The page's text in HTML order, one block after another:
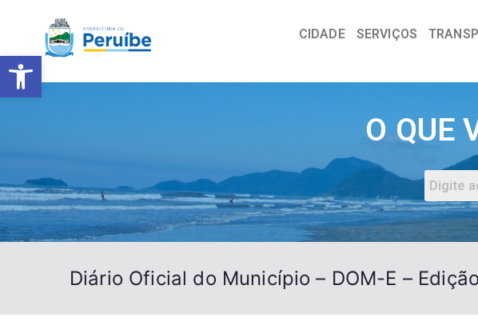
Barra de Ferramentas Aberta
CIDADE SERVIÇOS
O QUE
Diário Oficial do Município – DOM-E –